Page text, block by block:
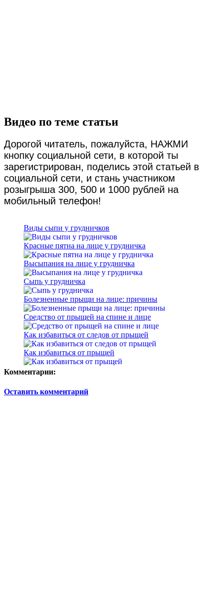
Видео по теме статьи
Дорогой читатель, пожалуйста, НАЖМИ
кнопку социальной сети, в которой ты
зарегистрирован, поделись этой статьей в
социальной сети, и стань участником
розыгрыша 300, 500 и 1000 рублей на
мобильный телефон!
Виды сыпи у грудничков
Красные пятна на лице у грудничка
Высыпания на лице у грудничка
Сыпь у грудничка
Болезненные прыщи на лице: причины
Средство от прыщей на спине и лице
Как избавиться от следов от прыщей
Как избавиться от прыщей
Комментарии:
Оставить комментарий